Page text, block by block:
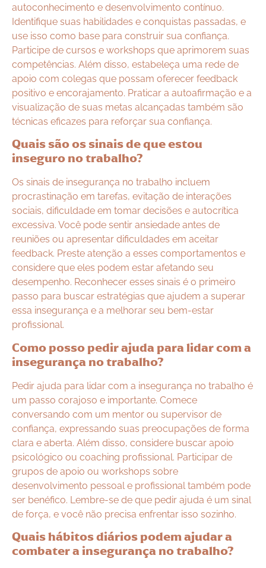
autoconhecimento e desenvolvimento contínuo.
Identifique suas habilidades e conquistas passadas, e
use isso como base para construir sua confiança.
Participe de cursos e workshops que aprimorem suas
competências. Além disso, estabeleça uma rede de
apoio com colegas que possam oferecer feedback
positivo e encorajamento. Praticar a autoafirmação e a
visualização de suas metas alcançadas também são
técnicas eficazes para reforçar sua confiança.
Quais são os sinais de que estou
inseguro no trabalho?
Os sinais de insegurança no trabalho incluem
procrastinação em tarefas, evitação de interações
sociais, dificuldade em tomar decisões e autocrítica
excessiva. Você pode sentir ansiedade antes de
reuniões ou apresentar dificuldades em aceitar
feedback. Preste atenção a esses comportamentos e
considere que eles podem estar afetando seu
desempenho. Reconhecer esses sinais é o primeiro
passo para buscar estratégias que ajudem a superar
essa insegurança e a melhorar seu bem-estar
profissional.
Como posso pedir ajuda para lidar com a
insegurança no trabalho?
Pedir ajuda para lidar com a insegurança no trabalho é
um passo corajoso e importante. Comece
conversando com um mentor ou supervisor de
confiança, expressando suas preocupações de forma
clara e aberta. Além disso, considere buscar apoio
psicológico ou coaching profissional. Participar de
grupos de apoio ou workshops sobre
desenvolvimento pessoal e profissional também pode
ser benéfico. Lembre-se de que pedir ajuda é um sinal
de força, e você não precisa enfrentar isso sozinho.
Quais hábitos diários podem ajudar a
combater a insegurança no trabalho?